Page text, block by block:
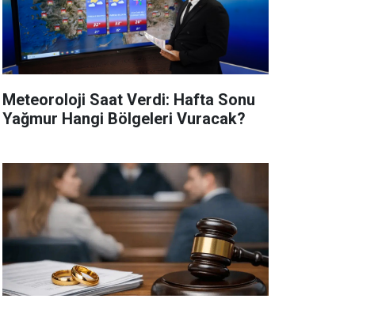
Meteoroloji Saat Verdi: Hafta Sonu
Yağmur Hangi Bölgeleri Vuracak?